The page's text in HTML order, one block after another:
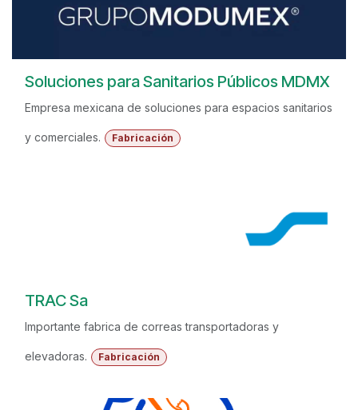
Soluciones para Sanitarios Públicos MDMX
Empresa mexicana de soluciones para espacios sanitarios
y comerciales. Fabricación
TRAC Sa
Importante fabrica de correas transportadoras y
elevadoras. Fabricación